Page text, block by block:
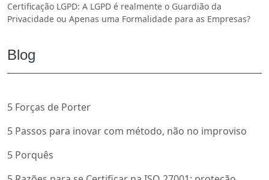
Certificação LGPD: A LGPD é realmente o Guardião da
Privacidade ou Apenas uma Formalidade para as Empresas?
Blog
5 Forças de Porter
5 Passos para inovar com método, não no improviso
5 Porquês